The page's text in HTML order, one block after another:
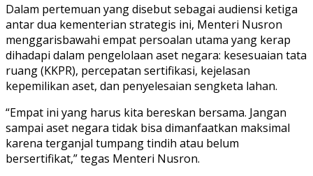
Dalam pertemuan yang disebut sebagai audiensi ketiga
antar dua kementerian strategis ini, Menteri Nusron
menggarisbawahi empat persoalan utama yang kerap
dihadapi dalam pengelolaan aset negara: kesesuaian tata
ruang (KKPR), percepatan sertifikasi, kejelasan
kepemilikan aset, dan penyelesaian sengketa lahan.
“Empat ini yang harus kita bereskan bersama. Jangan
sampai aset negara tidak bisa dimanfaatkan maksimal
karena terganjal tumpang tindih atau belum
bersertifikat,” tegas Menteri Nusron.